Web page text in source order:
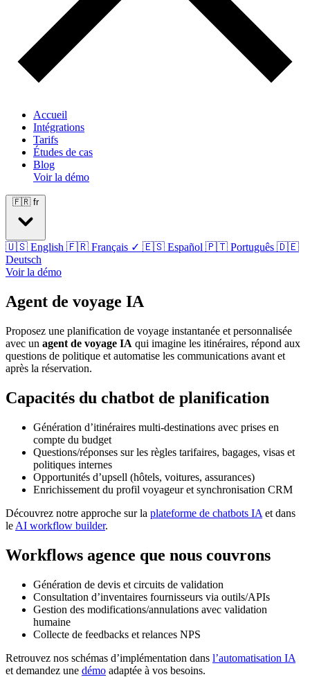
Accueil
Intégrations
Tarifs
Études de cas
Blog
Voir la démo
🇫🇷 fr
🇺🇸 English 🇫🇷 Français ✓ 🇪🇸 Español 🇵🇹 Português 🇩🇪
Deutsch
Voir la démo
Agent de voyage IA
Proposez une planification de voyage instantanée et personnalisée
avec un agent de voyage IA qui imagine les itinéraires, répond aux
questions de politique et automatise les communications avant et
après la réservation.
Capacités du chatbot de planification
Génération d’itinéraires multi-destinations avec prises en
compte du budget
Questions/réponses sur les règles tarifaires, bagages, visas et
politiques internes
Opportunités d’upsell (hôtels, voitures, assurances)
Enrichissement du profil voyageur et synchronisation CRM
Découvrez notre approche sur la plateforme de chatbots IA et dans
le AI workflow builder.
Workflows agence que nous couvrons
Génération de devis et circuits de validation
Consultation d’inventaires fournisseurs via outils/APIs
Gestion des modifications/annulations avec validation
humaine
Collecte de feedbacks et relances NPS
Retrouvez nos schémas d’implémentation dans l’automatisation IA
et demandez une démo adaptée à vos besoins.